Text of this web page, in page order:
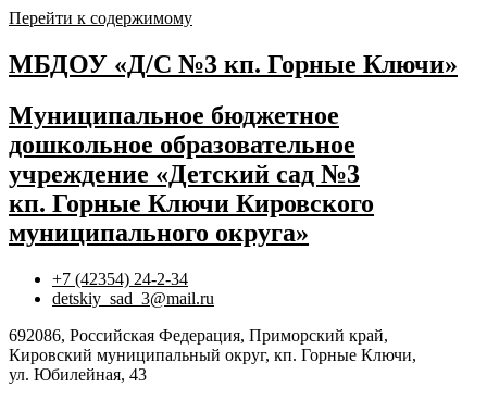
Перейти к содержимому
МБДОУ «Д/С №3 кп. Горные Ключи»
Муниципальное бюджетное
дошкольное образовательное
учреждение «Детский сад №3
кп. Горные Ключи Кировского
муниципального округа»
+7 (42354) 24-2-34
detskiy_sad_3@mail.ru
692086, Российская Федерация, Приморский край,
Кировский муниципальный округ, кп. Горные Ключи,
ул. Юбилейная, 43